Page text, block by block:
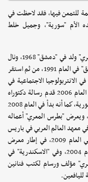
للتمعن فيها، فقد لاحظت في
الأم "سورية"، وجميل خلط
والجدير بالذكر أن الفنان التشكيلي "بطرس المعري" ولد في "دمشق" 1968، ونال
شهادة في الحفر من كلية الفنون الجميلة في "دمشق" في العام 1991، من ثم استقر
الاجتماعية في
مدرسة "الدراسات العليا للعلوم الاجتماعية"، وفي العام 2006 قدم رسالة دكتوراه
حول التصاوير الشعبية وولادة الرسم الحديث في سورية، كما أنه بدأ في العام 2008
ويعرض "بطرس المعري" أعماله
معهد العالم العربي في باريس
في العام 2008، وفي المتحف الوطني بـدمشق في العام 2009، في إطار معرض
"نظرات متقاطعة"، وكذلك في "فرانكفوت" في العام 2004، وفي "الاسكندرية" في
المعري" مؤلف ورسام لكتب فنانين